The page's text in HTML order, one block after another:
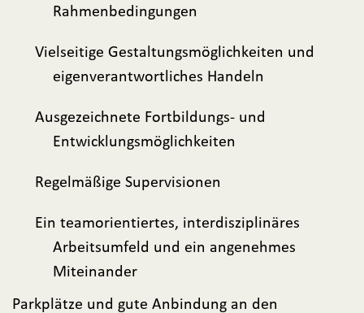
Rahmenbedingungen
Vielseitige Gestaltungsmöglichkeiten und
eigenverantwortliches Handeln
Ausgezeichnete Fortbildungs- und
Entwicklungsmöglichkeiten
Regelmäßige Supervisionen
Ein teamorientiertes, interdisziplinäres
Arbeitsumfeld und ein angenehmes
Miteinander
Parkplätze und gute Anbindung an den